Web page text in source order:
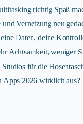
richtig Spaß
Vernetzung neu
Daten, deine
Achtsamkeit, weniger
für die
Apps 2026 wirklich aus?